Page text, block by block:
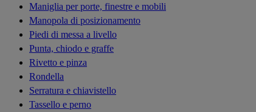
Maniglia per porte, finestre e mobili
Manopola di posizionamento
Piedi di messa a livello
Punta, chiodo e graffe
Rivetto e pinza
Rondella
Serratura e chiavistello
Tassello e perno